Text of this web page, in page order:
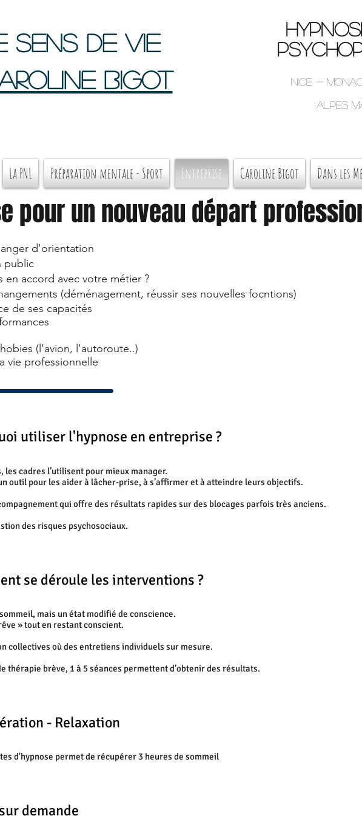
sens de vie
BIGOT
Nice -
Alpes
La PNL Préparation mentale - Sport Entreprise Caroline Bigot Dans les
pour un nouveau départ
d'orientation
public
en accord avec votre métier ?
(déménagement, réussir ses nouvelles focntions)
de ses capacités
(l'avion, l'autoroute..)
vie professionnelle
utiliser l'hypnose en entreprise ?
les cadres l’utilisent pour mieux manager.
outil pour les aider à lâcher-prise, à s’affirmer et à atteindre leurs objectifs.
qui offre des résultats rapides sur des blocages parfois très anciens.
des risques psychosociaux.
se déroule les interventions ?
mais un état modifié de conscience.
» tout en restant conscient.
collectives où des entretiens individuels sur mesure.
thérapie brève, 1 à 5 séances permettent d’obtenir des résultats.
- Relaxation
d'hypnose permet de récupérer 3 heures de sommeil
demande